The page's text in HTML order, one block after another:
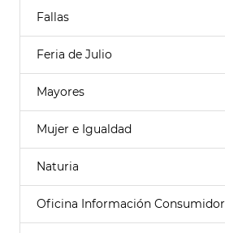
Fallas
Feria de Julio
Mayores
Mujer e Igualdad
Naturia
Oficina Información Consumidor